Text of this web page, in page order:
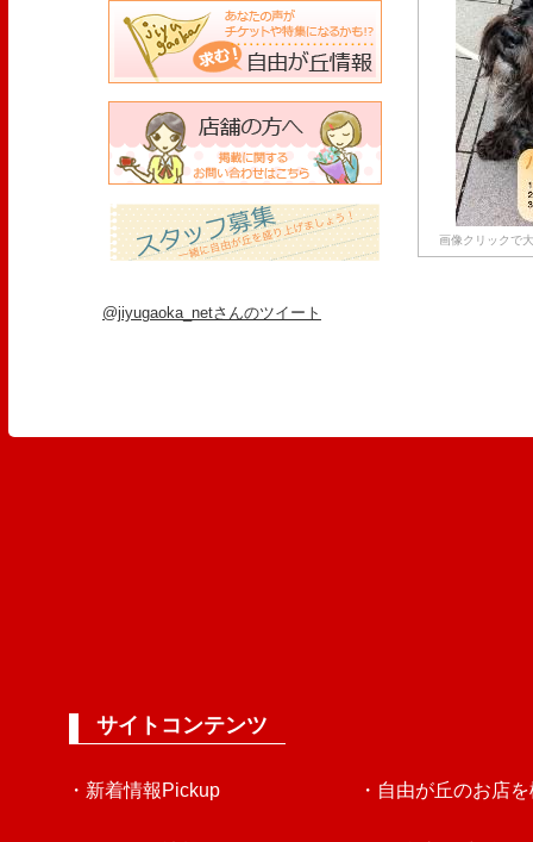
画像クリックで
@jiyugaoka_netさんのツイート
サイトコンテンツ
・新着情報Pickup ・自由が丘のお店